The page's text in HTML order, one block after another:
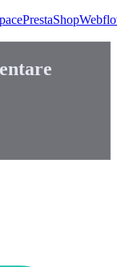
PrestaShop